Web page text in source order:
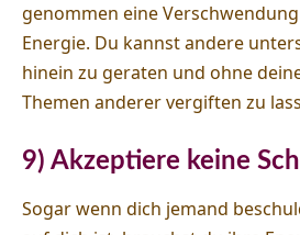
genommen eine
Energie. Du kannst andere
hinein zu geraten und ohne
Themen anderer vergiften zu
9) Akzeptiere keine
Sogar wenn dich jemand